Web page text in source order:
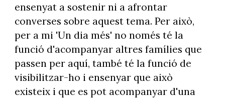
ensenyat a sostenir ni a afrontar
converses sobre aquest tema. Per això,
per a mi 'Un dia més' no només té la
funció d'acompanyar altres famílies que
passen per aquí, també té la funció de
visibilitzar-ho i ensenyar que això
existeix i que es pot acompanyar d'una